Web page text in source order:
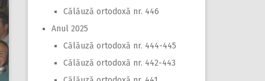
Călăuză ortodoxă nr. 446
Anul 2025
Călăuză ortodoxă nr. 444-445
Călăuză ortodoxă nr. 442-443